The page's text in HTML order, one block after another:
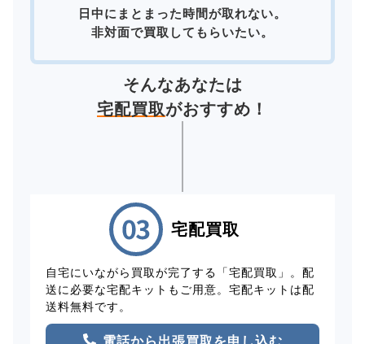
日中にまとまった時間が取れない。
非対面で買取してもらいたい。
そんなあなたは
宅配買取がおすすめ！
宅配買取
自宅にいながら買取が完了する「宅配買取」。配
送に必要な宅配キットもご用意。宅配キットは配
送料無料です。
電話から出張買取を申し込む